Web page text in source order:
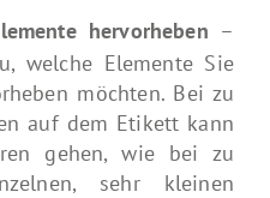
hervorheben –
welche Elemente Sie
möchten. Bei zu
auf dem Etikett kann
gehen, wie bei zu
sehr kleinen